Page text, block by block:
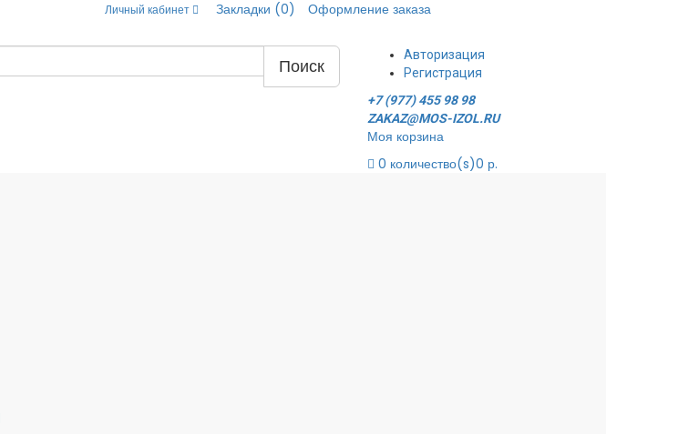
Личный кабинет Закладки (0) Оформление заказа
Поиск
Авторизация
Регистрация
+7 (977) 455 98 98
ZAKAZ@MOS-IZOL.RU
Моя корзина
0 количество(s)0 р.